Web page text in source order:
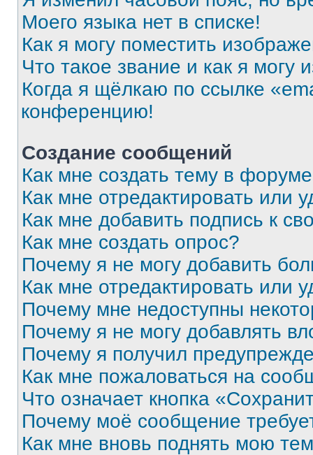
Моего языка нет в списке!
Как я могу поместить
Что такое звание и как я могу
Когда я щёлкаю по ссылке
конференцию!
Создание сообщений
Как мне создать тему в
Как мне отредактировать или
Как мне добавить подпись к
Как мне создать опрос?
Почему я не могу добавить
Как мне отредактировать или
Почему мне недоступны
Почему я не могу добавлять
Почему я получил
Как мне пожаловаться на
Что означает кнопка
Почему моё сообщение
Как мне вновь поднять мою